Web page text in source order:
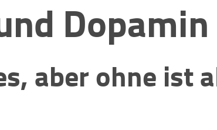
Dopamin
aber ohne ist